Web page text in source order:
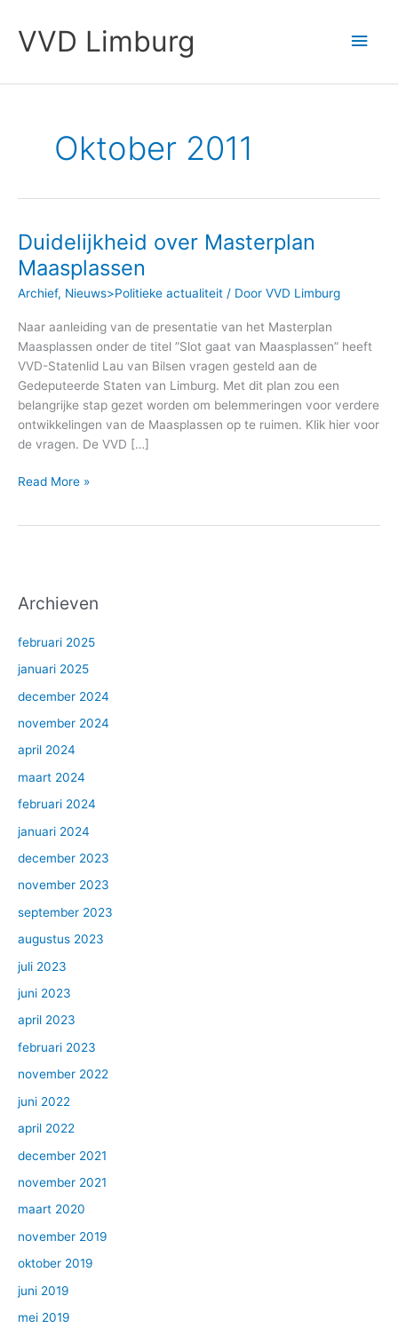
naarVVD Limburg
Oktober 2011
Duidelijkheid over Masterplan
Maasplassen
Archief, Nieuws>Politieke actualiteit / Door VVD Limburg
Naar aanleiding van de presentatie van het Masterplan
Maasplassen onder de titel ”Slot gaat van Maasplassen” heeft
VVD-Statenlid Lau van Bilsen vragen gesteld aan de
Gedeputeerde Staten van Limburg. Met dit plan zou een
belangrijke stap gezet worden om belemmeringen voor verdere
ontwikkelingen van de Maasplassen op te ruimen. Klik hier voor
de vragen. De VVD […]
Duidelijkheid
over
Masterplan
Maasplassen
Read More »
Archieven
februari 2025
januari 2025
december 2024
november 2024
april 2024
maart 2024
februari 2024
januari 2024
december 2023
november 2023
september 2023
augustus 2023
juli 2023
juni 2023
april 2023
februari 2023
november 2022
juni 2022
april 2022
december 2021
november 2021
maart 2020
november 2019
oktober 2019
juni 2019
mei 2019